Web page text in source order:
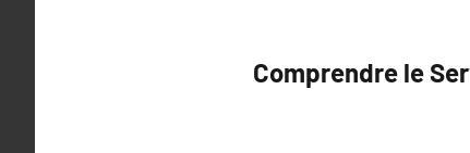
Comprendre le